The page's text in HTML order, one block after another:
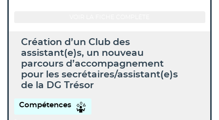
Création d’un Club des
assistant(e)s, un nouveau
parcours d’accompagnement
pour les secrétaires/assistant(e)s
de la DG Trésor
Compétences